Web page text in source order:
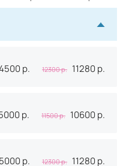
12300р. 11280 р.
р.
11500р. 10600 р.
р.
12300р. 11280 р.
5000 р.